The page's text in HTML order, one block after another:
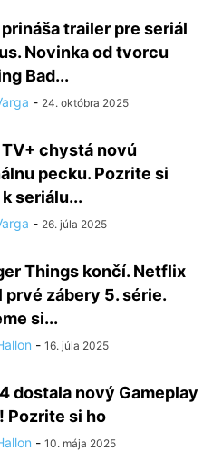
trailer pre seriál
Novinka od tvorcu
Bad...
- 24. októbra 2025
chystá novú
pecku. Pozrite si
seriálu...
- 26. júla 2025
Things končí. Netflix
prvé zábery 5. série.
si...
- 16. júla 2025
dostala nový Gameplay
Pozrite si ho
- 10. mája 2025